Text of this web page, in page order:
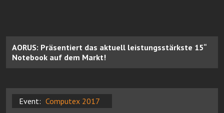
AORUS: Präsentiert das aktuell leistungsstärkste 15“
Notebook auf dem Markt!
Event: Computex 2017